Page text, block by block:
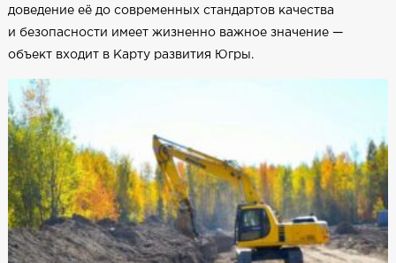
доведение её до современных стандартов качества
и безопасности имеет жизненно важное значение —
объект входит в Карту развития Югры.